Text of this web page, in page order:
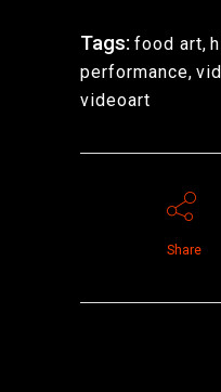
Tags: food art,
performance,
videoart
Share